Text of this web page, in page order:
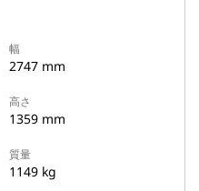
幅
2747 mm
高さ
1359 mm
質量
1149 kg